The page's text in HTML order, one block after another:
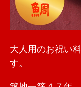
大人用のお祝い
す。